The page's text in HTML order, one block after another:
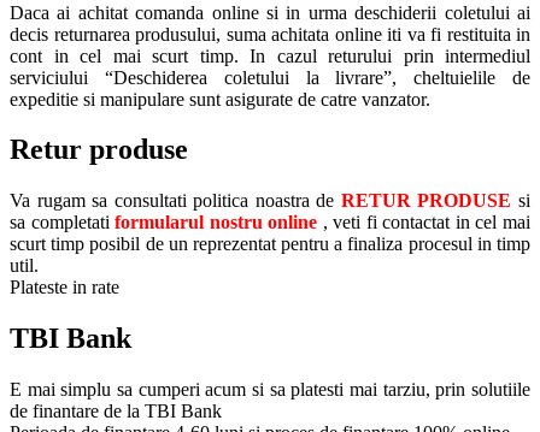
Daca ai achitat comanda online si in urma deschiderii coletului ai
decis returnarea produsului, suma achitata online iti va fi restituita in
cont in cel mai scurt timp. In cazul returului prin intermediul
serviciului “Deschiderea coletului la livrare”, cheltuielile de
expeditie si manipulare sunt asigurate de catre vanzator.
Retur produse
Va rugam sa consultati politica noastra de RETUR PRODUSE si
sa completatiformularul nostru online , veti fi contactat in cel mai
scurt timp posibil de un reprezentat pentru a finaliza procesul in timp
util.
Plateste in rate
TBI Bank
E mai simplu sa cumperi acum si sa platesti mai tarziu, prin solutiile
de finantare de la TBI Bank